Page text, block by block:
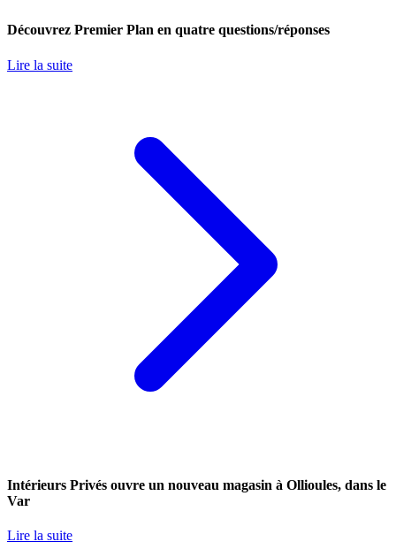
Découvrez Premier Plan en quatre questions/réponses
Lire la suite
Intérieurs Privés ouvre un nouveau magasin à Ollioules, dans le
Var
Lire la suite